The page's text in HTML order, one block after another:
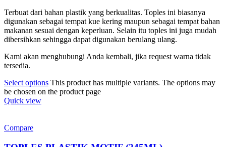
Terbuat dari bahan plastik yang berkualitas. Toples ini biasanya
digunakan sebagai tempat kue kering maupun sebagai tempat bahan
makanan sesuai dengan keperluan. Selain itu toples ini juga mudah
dibersihkan sehingga dapat digunakan berulang ulang.
Kami akan menghubungi Anda kembali, jika request warna tidak
tersedia.
Select options This product has multiple variants. The options may
be chosen on the product page
Quick view
Compare